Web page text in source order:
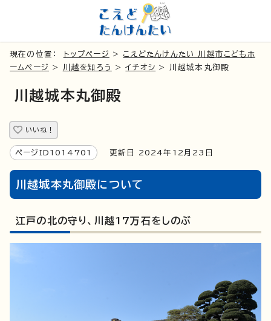
現在の位置： トップページ > こえどたんけんたい 川越市こどもホ
ームページ
> 川越を知ろう >イチオシ > 川越城本丸御殿
川越城本丸御殿
いいね！
ページID1014701 更新日 2024年12月23日
川越城本丸御殿について
江戸の北の守り、川越17万石をしのぶ